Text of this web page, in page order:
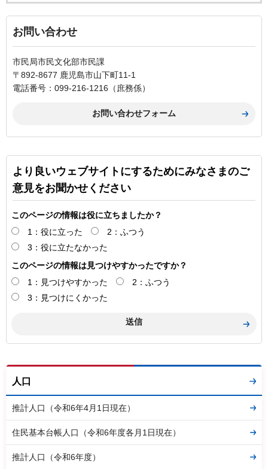
お問い合わせ
市民局市民文化部市民課
〒892-8677 鹿児島市山下町11-1
電話番号：099-216-1216（庶務係）
より良いウェブサイトにするためにみなさまのご
意見をお聞かせください
このページの情報は役に立ちましたか？
1：役に立った
2：ふつう
3：役に立たなかった
このページの情報は見つけやすかったですか？
1：見つけやすかった
2：ふつう
3：見つけにくかった
人口
推計人口（令和6年4月1日現在）
住民基本台帳人口（令和6年度各月1日現在）
推計人口（令和6年度）